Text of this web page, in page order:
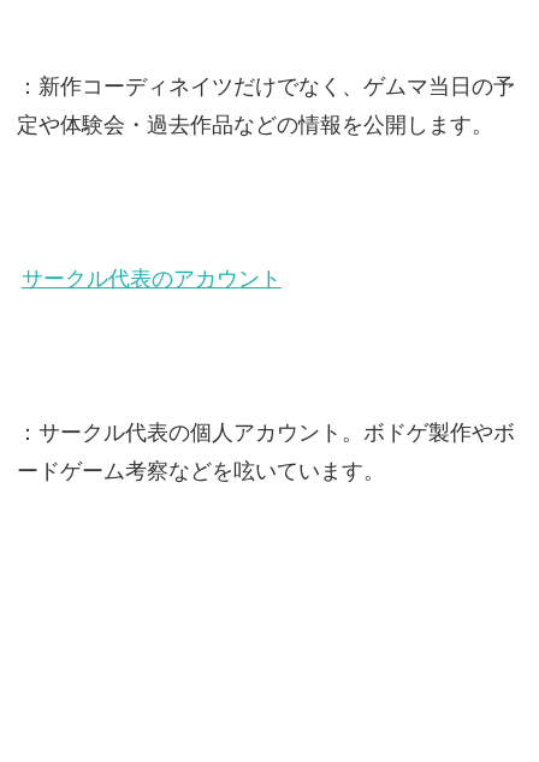
：新作コーディネイツだけでなく、ゲムマ当日の予
定や体験会・過去作品などの情報を公開します。
サークル代表のアカウント
：サークル代表の個人アカウント。ボドゲ製作やボ
ードゲーム考察などを呟いています。